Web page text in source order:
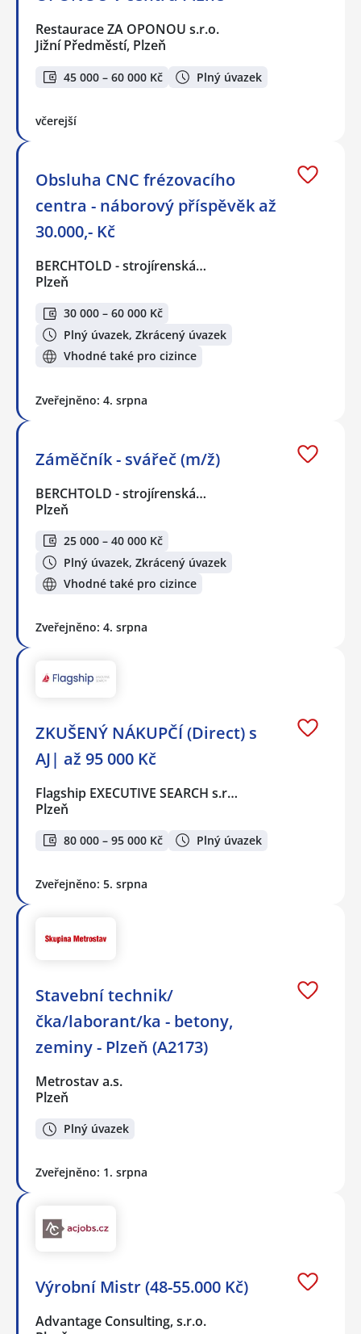
Restaurace ZA OPONOU s.r.o.
Jižní Předměstí, Plzeň
45 000 – 60 000 Kč Plný úvazek
včerejší
Obsluha CNC frézovacího
centra - náborový příspěvěk až
30.000,- Kč
BERCHTOLD - strojírenská…
Plzeň
30 000 – 60 000 Kč
Plný úvazek, Zkrácený úvazek
Vhodné také pro cizince
Zveřejněno: 4. srpna
Záměčník - svářeč (m/ž)
BERCHTOLD - strojírenská…
Plzeň
25 000 – 40 000 Kč
Plný úvazek, Zkrácený úvazek
Vhodné také pro cizince
Zveřejněno: 4. srpna
ZKUŠENÝ NÁKUPČÍ (Direct) s
AJ| až 95 000 Kč
Flagship EXECUTIVE SEARCH s.r…
Plzeň
80 000 – 95 000 Kč Plný úvazek
Zveřejněno: 5. srpna
Stavební technik/
čka/laborant/ka - betony,
zeminy - Plzeň (A2173)
Metrostav a.s.
Plzeň
Plný úvazek
Zveřejněno: 1. srpna
Výrobní Mistr (48-55.000 Kč)
Advantage Consulting, s.r.o.